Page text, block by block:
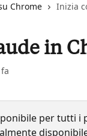
Chrome Inizia
in
per tutti i